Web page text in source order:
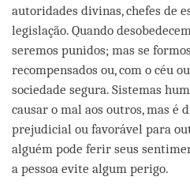
autoridades divinas, chefes de
legislação. Quando
seremos punidos; mas se
recompensados ou, com o céu
sociedade segura. Sistemas
causar o mal aos outros, mas é
prejudicial ou favorável para
alguém pode ferir seus
a pessoa evite algum perigo.